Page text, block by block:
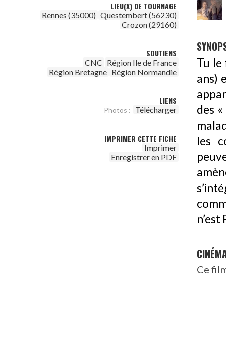
LIEU(X) DE TOURNAGE
Rennes (35000) Questembert (56230)
Crozon (29160)
SOUTIENS
CNC Région Ile de France
Région Bretagne Région Normandie
LIENS
Photos : Télécharger
IMPRIMER CETTE FICHE
Imprimer
Enregistrer en PDF
Tu le
ans)
des
les
Ce